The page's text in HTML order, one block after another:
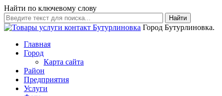
Найти по ключевому слову
Найти
Город Бутурлиновка.
Главная
Город
Карта сайта
Район
Предприятия
Услуги